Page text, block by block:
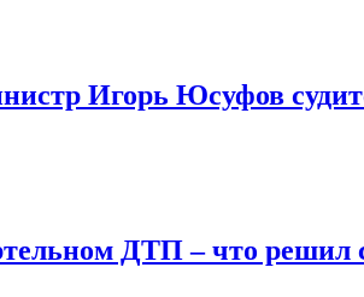
Игорь Юсуфов
ДТП – что решил